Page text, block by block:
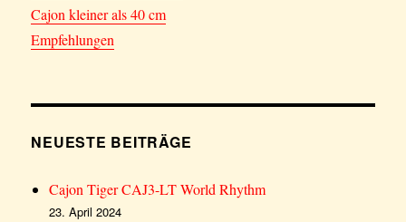
Cajon kleiner als 40 cm
Empfehlungen
NEUESTE BEITRÄGE
Cajon Tiger CAJ3-LT World Rhythm
23. April 2024